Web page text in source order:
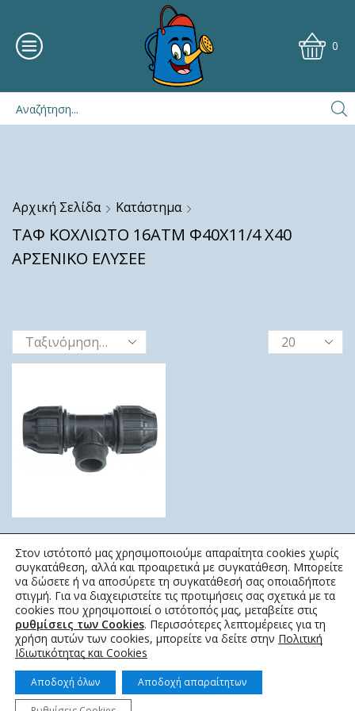
0
Αρχική Σελίδα Κατάστημα
ΤΑΦ ΚΟΧΛΙΩΤΟ 16ΑΤΜ Φ40Χ11/4 Χ40
ΑΡΣΕΝΙΚΟ ΕΛΥΣΕΕ
ΤΑΦ ΚΟΧΛΙΩΤΟ ΑΡΣΕΝΙΚΟ
16ΑΤΜ
ELYSEE
2,52€– 59,74€
Στον ιστότοπό μας χρησιμοποιούμε απαραίτητα cookies χωρίς
συγκατάθεση, αλλά και προαιρετικά με συγκατάθεση. Μπορείτε
να δώσετε ή να αποσύρετε τη συγκατάθεσή σας οποιαδήποτε
στιγμή. Για να διαχειριστείτε τις προτιμήσεις σας σχετικά με τα
cookies που χρησιμοποιεί ο ιστότοπός μας, μεταβείτε στις
ρυθμίσεις των Cookies. Περισσότερες λεπτομέρειες για τη
χρήση αυτών των cookies, μπορείτε να δείτε στην Πολιτική
Ιδιωτικότητας και Cookies
Αποδοχή όλων Αποδοχή απαραίτητων